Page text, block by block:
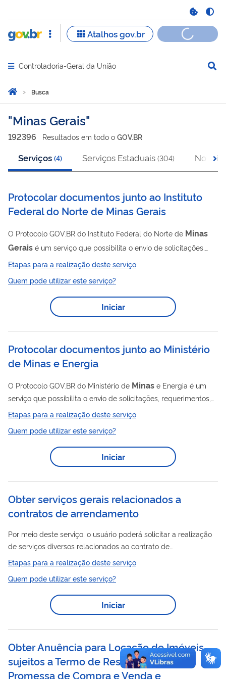
Abrir menu principal de navegação
Controladoria-Geral da União
Você está aqui:
Página Inicial
Busca
Busca
Minas Gerais
192396 Resultados em todo o GOV.BR
Serviços (4) Serviços Estaduais (304) Notícias
Protocolar documentos junto ao Instituto
Federal do Norte de Minas Gerais
O Protocolo GOV.BR do Instituto Federal do Norte de Minas
Gerais é um serviço que possibilita o envio de solicitações,
requerimentos, pedidos e documentos em geral de forma
eletrônica, sem a necessidade de deslocamento presencial ao
setor de Protocolo ou o envio de correspondência postal. Para
procedimento de matrícula, verificar os editais vigentes. Para
procedimento de renovação de matrícula, utilizar o Sistema
manifestações da...
Etapas para a realização deste serviço
Quem pode utilizar este serviço?
Iniciar
Protocolar documentos junto ao Ministério
de Minas e Energia
O Protocolo GOV.BR do Ministério de Minas e Energia é um
serviço que possibilita o envio de solicitações, requerimentos,
pedidos e documentos em geral de forma eletrônica, sem a
necessidade de deslocamento presencial ao setor de
Protocolo ou o envio de correspondência postal. Acesse a
Cartilha do Protocolo GOV.BR do MME para verificar o passo a
passo e demais orientações sobre o serviço.
Etapas para a realização deste serviço
Quem pode utilizar este serviço?
Iniciar
Obter serviços gerais relacionados a
contratos de arrendamento
Por meio deste serviço, o usuário poderá solicitar a realização
de serviços diversos relacionados ao contrato de
arrendamento – atestados, vistorias, acréscimos/supressões
de objeto, área, utilidades, entre outros.
Etapas para a realização deste serviço
Quem pode utilizar este serviço?
Iniciar
Obter Anuência para Locação de Imóveis
sujeitos a Termo de Reserva da Área,
Promessa de Compra e Venda e